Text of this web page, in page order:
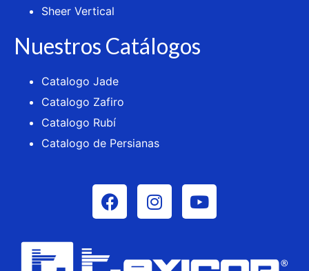
Sheer Vertical
Nuestros Catálogos
Catalogo Jade
Catalogo Zafiro
Catalogo Rubí
Catalogo de Persianas